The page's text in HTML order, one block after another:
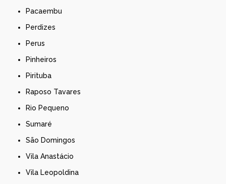
Pacaembu
Perdizes
Perus
Pinheiros
Pirituba
Raposo Tavares
Rio Pequeno
Sumaré
São Domingos
Vila Anastácio
Vila Leopoldina